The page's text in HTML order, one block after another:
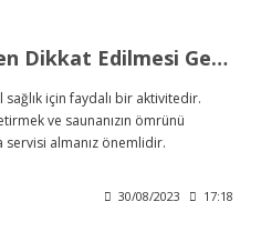
Sauna Servisi Seçerken Dikkat Edilmesi Gerekenler
için faydalı bir aktivitedir.
ve saunanızın ömrünü
almanız önemlidir.
30/08/2023 17:18